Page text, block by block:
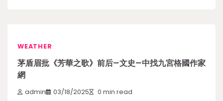
WEATHER
茅盾眉批《芳華之歌》前后–文史–中找九宮格國作家
網
admin 03/18/2025 0 min read